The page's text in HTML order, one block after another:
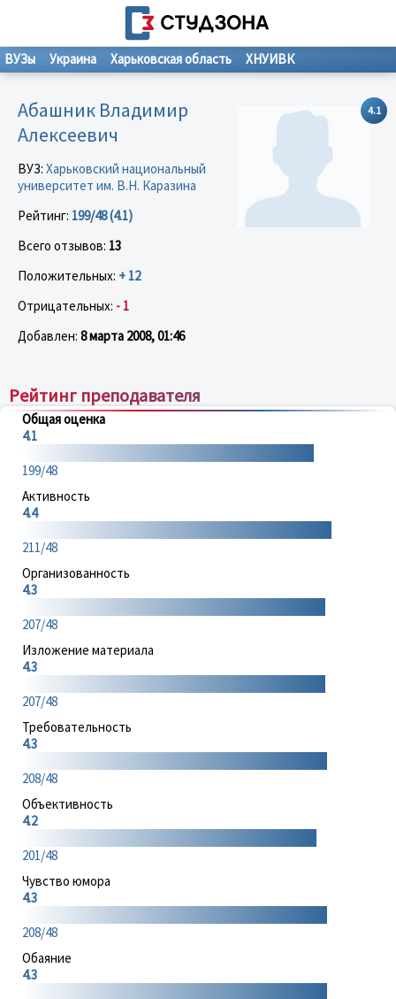
ВУЗы Украина Харьковская область ХНУИВК
4.1
Абашник Владимир
Алексеевич
ВУЗ: Харьковский национальный
университет им. В.Н. Каразина
Рейтинг: 199/48 (4.1)
Всего отзывов: 13
Положительных: + 12
Отрицательных: - 1
Добавлен: 8 марта 2008, 01:46
Рейтинг преподавателя
Общая оценка
4.1
199/48
Активность
4.4
211/48
Организованность
4.3
207/48
Изложение материала
4.3
207/48
Требовательность
4.3
208/48
Объективность
4.2
201/48
Чувство юмора
4.3
208/48
Обаяние
4.3